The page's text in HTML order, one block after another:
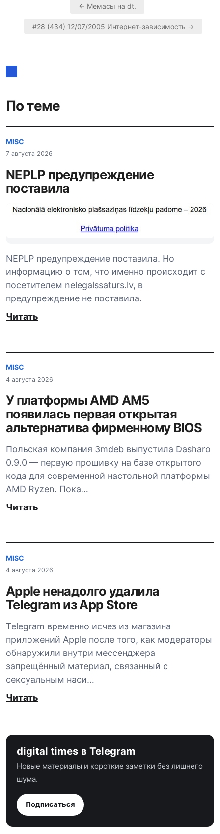
Навигация
← Мемасы на dt.
#28 (434) 12/07/2005 Интернет-зависимость →
По теме
MISC
7 августа 2026
NEPLP предупреждение
поставила
NEPLP предупреждение поставила. Но
информацию о том, что именно происходит с
посетителем nelegalssaturs.lv, в
предупреждение не поставила.
Читать
MISC
4 августа 2026
У платформы AMD AM5
появилась первая открытая
альтернатива фирменному BIOS
Польская компания 3mdeb выпустила Dasharo
0.9.0 — первую прошивку на базе открытого
кода для современной настольной платформы
AMD Ryzen. Пока…
Читать
MISC
4 августа 2026
Apple ненадолго удалила
Telegram из App Store
Telegram временно исчез из магазина
приложений Apple после того, как модераторы
обнаружили внутри мессенджера
запрещённый материал, связанный с
сексуальным наси…
Читать
digital times в Telegram
Новые материалы и короткие заметки без лишнего
шума.
Подписаться